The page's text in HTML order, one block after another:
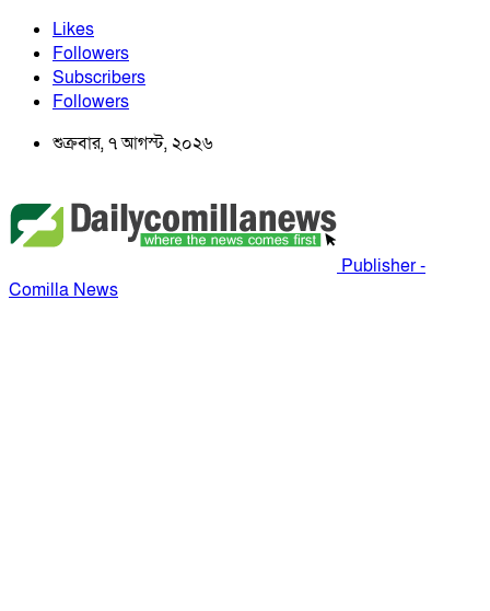
Likes
Followers
Subscribers
Followers
শুক্রবার, ৭ আগস্ট, ২০২৬
Publisher -
Comilla News